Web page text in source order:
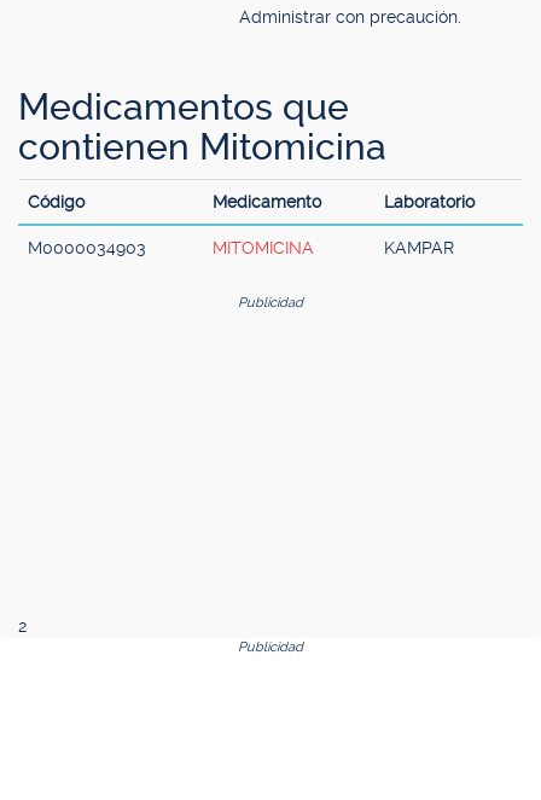
Administrar con precaución.
Medicamentos que
contienen Mitomicina
Código Medicamento Laboratorio
M0000034903 MITOMICINA KAMPAR
Publicidad
2
Publicidad